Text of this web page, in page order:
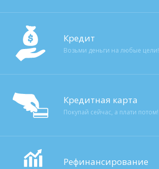
Кредит
Возьми деньги на любые цели!
Кредитная карта
Покупай сейчас, а плати потом!
Рефинансирование